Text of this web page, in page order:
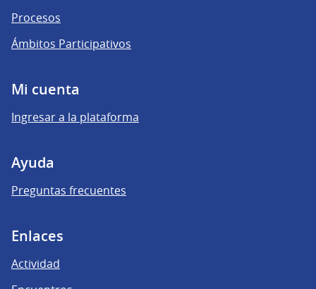
Procesos
Ámbitos Participativos
Mi cuenta
Ingresar a la plataforma
Ayuda
Preguntas frecuentes
Enlaces
Actividad